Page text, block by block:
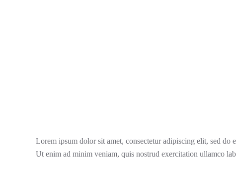
Lorem ipsum dolor sit amet, consectetur adipiscing elit, sed
Ut enim ad minim veniam, quis nostrud exercitation ullamco